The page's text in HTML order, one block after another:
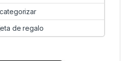
de regalo